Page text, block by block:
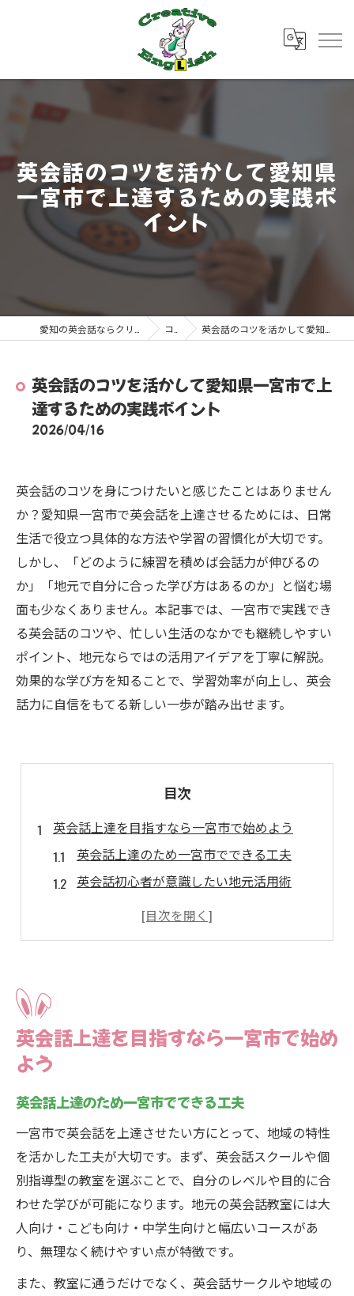
英会話のコツを活かして愛知県
一宮市で上達するための実践ポ
イント
コラム 英会話のコツを活かして愛知県一宮市で上達するための実践ポイント
英会話のコツを活かして愛知県一宮市で上
達するための実践ポイント
2026/04/16
英会話のコツを身につけたいと感じたことはありません
か？愛知県一宮市で英会話を上達させるためには、日常
生活で役立つ具体的な方法や学習の習慣化が大切です。
しかし、「どのように練習を積めば会話力が伸びるの
か」「地元で自分に合った学び方はあるのか」と悩む場
面も少なくありません。本記事では、一宮市で実践でき
る英会話のコツや、忙しい生活のなかでも継続しやすい
ポイント、地元ならではの活用アイデアを丁寧に解説。
効果的な学び方を知ることで、学習効率が向上し、英会
話力に自信をもてる新しい一歩が踏み出せます。
目次
英会話上達を目指すなら一宮市で始めよう
英会話上達のため一宮市でできる工夫
英会話初心者が意識したい地元活用術
英会話習得のコツを地域の学びで実感
無理なく英会話を続ける習慣化アイデア
生活リズムに合わせた英会話学習の工夫
英会話力を自然に高める毎日の取り組み
大人も楽しめる一宮市の英会話学習法
大人が英会話を楽しむための学習法選び
一宮市で英会話を学ぶ大人のための工夫
英会話サークル利用で広がる学びの輪
大人向け英会話で役立つ実践的アプローチ
英会話力を高める大人のための継続法
英会話上達を目指すなら一宮市で始め
よう
英会話上達のため一宮市でできる工夫
一宮市で英会話を上達させたい方にとって、地域の特性
を活かした工夫が大切です。まず、英会話スクールや個
別指導型の教室を選ぶことで、自分のレベルや目的に合
わせた学びが可能になります。地元の英会話教室には大
人向け・こども向け・中学生向けと幅広いコースがあ
り、無理なく続けやすい点が特徴です。
また、教室に通うだけでなく、英会話サークルや地域の